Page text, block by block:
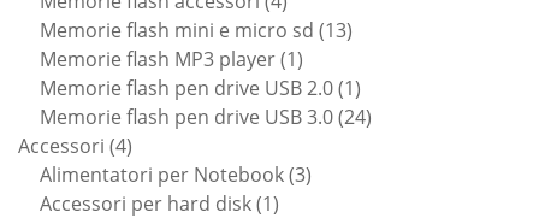
prodotti
Memorie flash mini e micro sd 1313
Memorie flash MP3 player 11
prodotto
Memorie flash pen drive USB 2.0 11
prodotto
Memorie flash pen drive USB 3.0 2424
Accessori 44
prodotti
Alimentatori per Notebook 33
Accessori per hard disk 11